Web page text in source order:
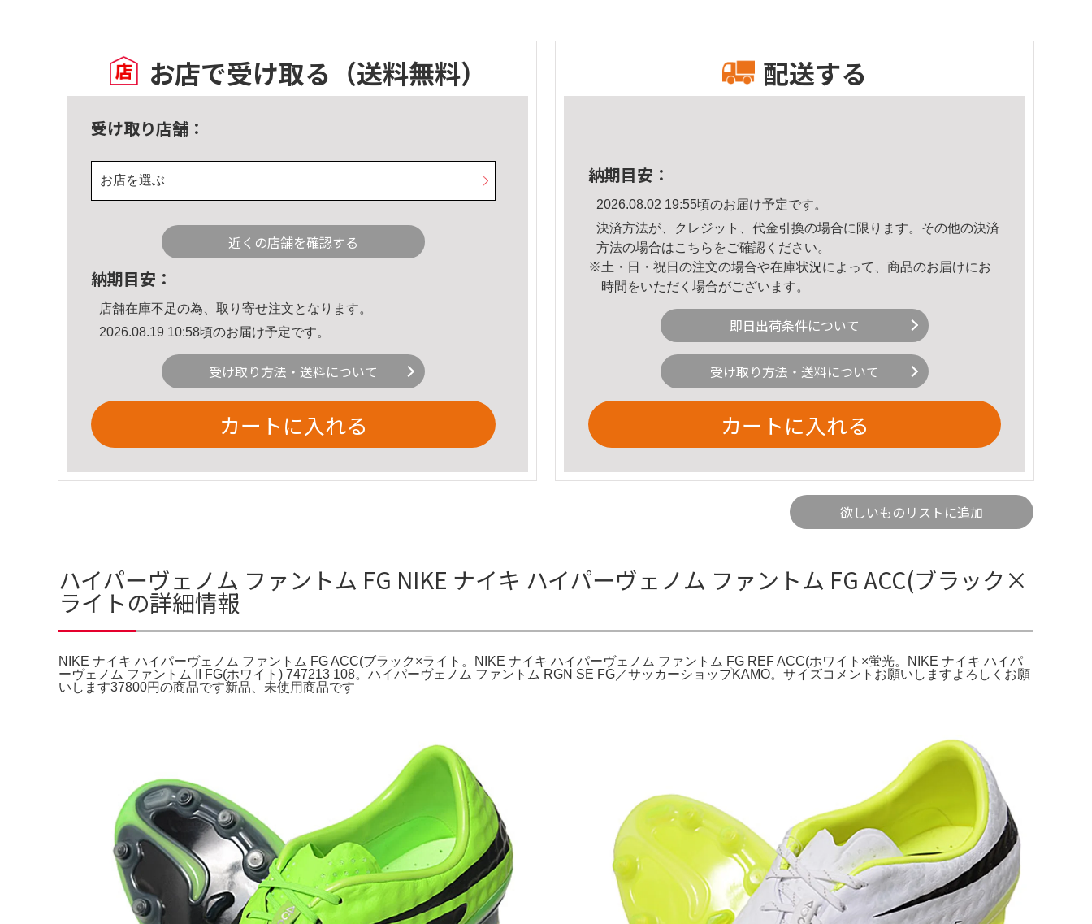
お店で受け取る （送料無料）
受け取り店舗：
お店を選ぶ
近くの店舗を確認する
納期目安：
店舗在庫不足の為、取り寄せ注文となります。
2026.08.19 10:58頃のお届け予定です。
受け取り方法・送料について
カートに入れる
配送する
納期目安：
2026.08.02 19:55頃のお届け予定です。
決済方法が、クレジット、代金引換の場合に限ります。その他の決済
方法の場合はこちら をご確認ください。
※土・日・祝日の注文の場合や在庫状況によって、商品のお届けにお
時間をいただく場合がございます。
即日出荷条件について
受け取り方法・送料について
カートに入れる
欲しいものリストに追加
ハイパーヴェノム ファントム FG NIKE ナイキ ハイパーヴェノム ファントム FG ACC(ブラック×
ライトの詳細情報
NIKE ナイキ ハイパーヴェノム ファントム FG ACC(ブラック×ライト。NIKE ナイキ ハイパーヴェノム ファントム FG REF ACC(ホワイト×蛍光。NIKE ナイキ ハイパ
ーヴェノム ファントム II FG(ホワイト) 747213 108。ハイパーヴェノム ファントム RGN SE FG／サッカーショップKAMO。サイズコメントお願いしますよろしくお願
いします37800円の商品です新品、未使用商品です